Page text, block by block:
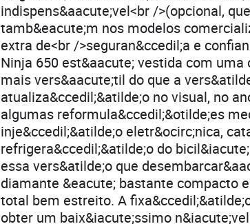
indispens&aacute;vel<br />(opcional,
tamb&eacute;m nos modelos
extra de<br />seguran&ccedil;a e
Ninja 650 est&aacute; vestida com
mais vers&aacute;til do que a
atualiza&ccedil;&atilde;o no visual, no
algumas reformula&ccedil;&otilde;es
inje&ccedil;&atilde;o eletr&ocirc;nica,
refrigera&ccedil;&atilde;o do
essa vers&atilde;o que
diamante &eacute; bastante compacto
total bem estreito. A
obter um baix&iacute;ssimo